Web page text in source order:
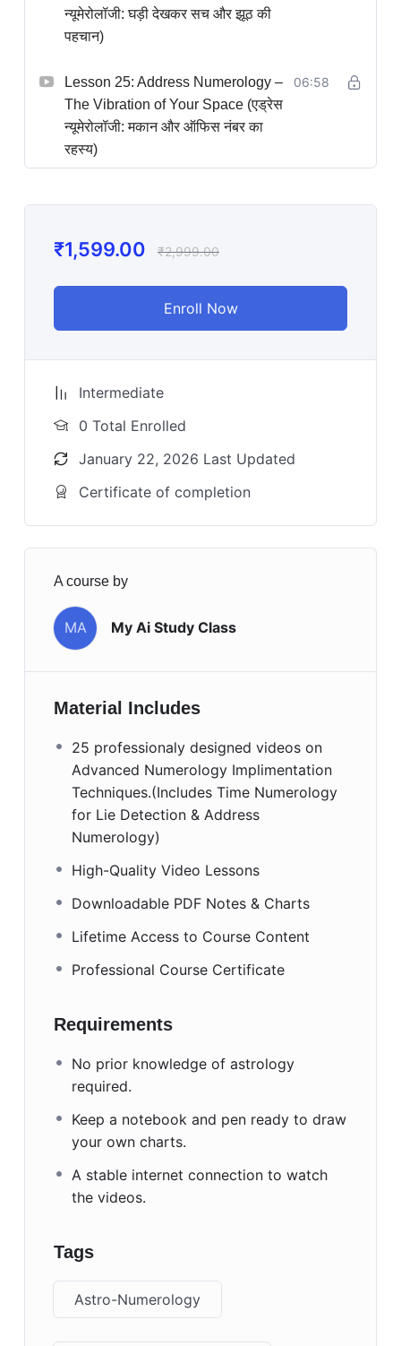
न्यूमेरोलॉजी: घड़ी देखकर सच और झूठ की
पहचान)
Lesson 25: Address Numerology –
The Vibration of Your Space (एड्रेस
न्यूमेरोलॉजी: मकान और ऑफिस नंबर का
रहस्य)
06:58
₹1,599.00 ₹2,999.00
Enroll Now
Intermediate
0 Total Enrolled
January 22, 2026 Last Updated
Certificate of completion
A course by
MA My Ai Study Class
Material Includes
25 professionaly designed videos on
Advanced Numerology Implimentation
Techniques.(Includes Time Numerology
for Lie Detection & Address
Numerology)
High-Quality Video Lessons
Downloadable PDF Notes & Charts
Lifetime Access to Course Content
Professional Course Certificate
Requirements
No prior knowledge of astrology
required.
Keep a notebook and pen ready to draw
your own charts.
A stable internet connection to watch
the videos.
Tags
Astro-Numerology